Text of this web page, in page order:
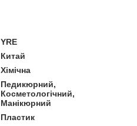
YRE
Китай
Хімічна
Педикюрний,
Косметологічний,
Манікюрний
Пластик